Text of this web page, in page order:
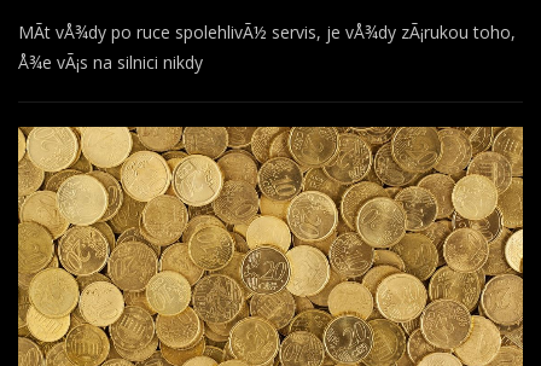
MÃ­t vÅ¾dy po ruce spolehlivÃ½ servis, je vÅ¾dy zÃ¡rukou toho,
Å¾e vÃ¡s na silnici nikdy